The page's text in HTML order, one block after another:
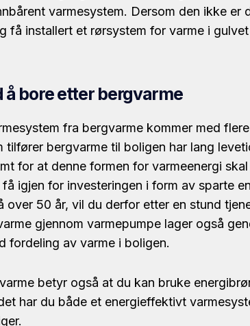
varmesystem. Dersom den ikke er
få installert et rørsystem for varme i
å bore etter bergvarme
fra bergvarme kommer med
tilfører bergvarme til boligen har lang
for at denne formen for varmeenergi
igjen for investeringen i form av sparte
over 50 år, vil du derfor etter en stund
gjennom varmepumpe lager også
fordeling av varme i boligen.
betyr også at du kan bruke
har du både et energieffektivt